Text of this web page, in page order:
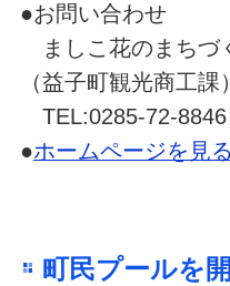
●お問い合わせ
ましこ花のまちづ
（益子町観光商工課）
TEL:0285-72-
●ホームページを見る
町民プールを